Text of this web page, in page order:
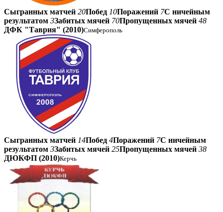
Сыгранных матчей 20Побед 10Поражений 7С ничейным
результатом 3Забитых мячей 70Пропущенных мячей 48
ДФК "Таврия" (2010)Симферополь
Сыгранных матчей 14Побед 4Поражений 7С ничейным
результатом 3Забитых мячей 25Пропущенных мячей 38
ДЮКФП (2010)Керчь